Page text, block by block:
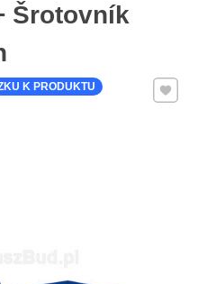
Šrotovník
Pridať
K PRODUKTU